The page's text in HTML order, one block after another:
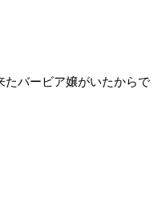
たバービア嬢がいたからで